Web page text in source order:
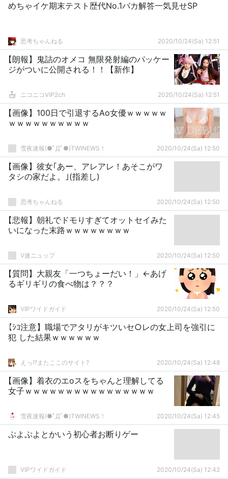
めちゃイケ期末テスト歴代No.1バカ解答一気見せSP
思考ちゃんねる 2020/10/24(Sa) 12:51
【朗報】鬼詰のオメコ 無限発射編のパッケー
ジがついに公開される！！【新作】
ニコニコVIP2ch 2020/10/24(Sa) 12:51
【画像】100日で引退するAo女優ｗｗｗｗｗ
ｗｗｗｗｗｗｗｗｗｗ
雪夜速報(●ﾟДﾟ●)TWINEWS！ 2020/10/24(Sa) 12:50
【画像】彼女｢あー、アレアレ！あそこがワ
タシの家だよ。｣(指差し)
思考ちゃんねる 2020/10/24(Sa) 12:50
【悲報】朝礼でドモりすぎてオットセイみた
いになった末路ｗｗｗｗｗｗｗｗ
V速ニュップ 2020/10/24(Sa) 12:50
【質問】大親友「一つちょーだい！」←あげ
るギリギリの食べ物は？？？
VIPワイドガイド 2020/10/24(Sa) 12:50
【ｼｺ注意】職場でアタリがキツいセ○レの女上司を強引に
犯 した結果ｗｗｗｗｗｗ
えっ!?またここのサイト? 2020/10/24(Sa) 12:48
【画像】着衣のエoスをちゃんと理解してる
女子ｗｗｗｗｗｗｗｗｗｗｗｗｗｗｗｗ
雪夜速報(●ﾟДﾟ●)TWINEWS！ 2020/10/24(Sa) 12:45
ぷよぷよとかいう初心者お断りゲー
VIPワイドガイド 2020/10/24(Sa) 12:42